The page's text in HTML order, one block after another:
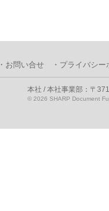
・お問い合せ ・プライバシ
本社 / 本社事業部：〒
© 2026 SHARP Document